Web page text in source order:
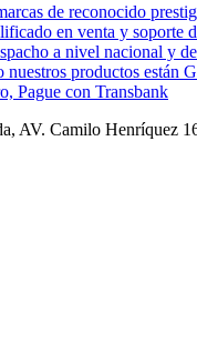
de reconocido
en venta y soporte
a nivel nacional y
nuestros productos están
Pague con Transbank
AV. Camilo Henríquez